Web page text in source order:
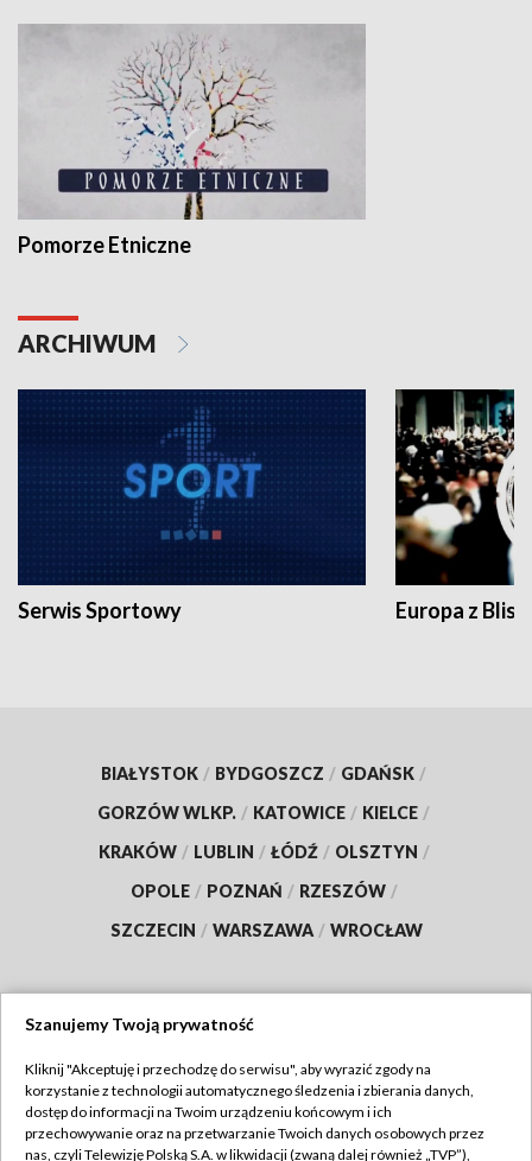
Pomorze Etniczne
ARCHIWUM
Serwis Sportowy Europa z
BIAŁYSTOK / BYDGOSZCZ / GDAŃSK /
GORZÓW WLKP. / KATOWICE / KIELCE /
KRAKÓW / LUBLIN / ŁÓDŹ / OLSZTYN /
OPOLE / POZNAŃ / RZESZÓW /
SZCZECIN / WARSZAWA / WROCŁAW
TVP
Abonament TVP
Regulamin TVP
Szanujemy Twoją prywatność
Kliknij "Akceptuję i przechodzę do serwisu", aby wyrazić zgody na
korzystanie z technologii automatycznego śledzenia i zbierania danych,
dostęp do informacji na Twoim urządzeniu końcowym i ich
przechowywanie oraz na przetwarzanie Twoich danych osobowych przez
nas, czyli Telewizję Polską S.A. w likwidacji (zwaną dalej również „TVP”),